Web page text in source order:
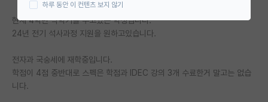
대학원 합격 후기 게시판
연구실(PI) 홍보 게시판
석박사 채용 정보 게시판
현재 4학년 막학기를 두고있는 학생입니다.
24년 전기 석사과정 지원을 원하고있습니다.
전자과 국숭세에 재학중입니다.
학점이 4점 중반대로 스펙은 학점과 IDEC 강의 3개 수료한거 말고는 없습
니다.
하루 동안 이 컨텐츠 보지 않기